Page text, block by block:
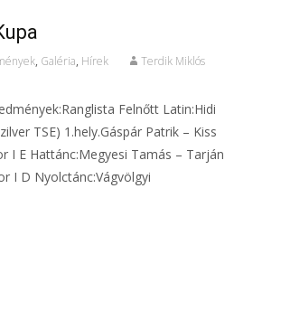
, Galéria, Hírek Terdik Miklós
Felnőtt Latin:Hidi
TSE) 1.hely.Gáspár Patrik – Kiss
I E Hattánc:Megyesi Tamás – Tarján
I D Nyolctánc:Vágvölgyi